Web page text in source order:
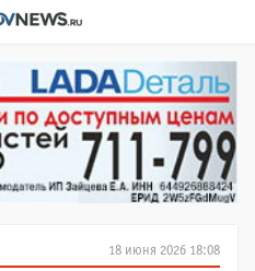
18 июня 2026 18:08